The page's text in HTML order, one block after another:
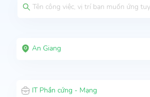
An Giang
IT Phần cứng - Mạng